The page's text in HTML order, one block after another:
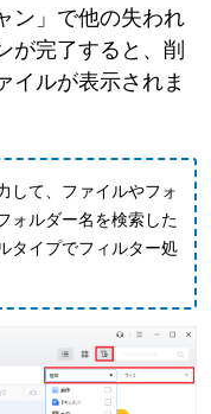
ン」で他の失われ
が完了すると、削
イルが表示されま
して、ファイルやフォ
ォルダー名を検索した
タイプでフィルター処